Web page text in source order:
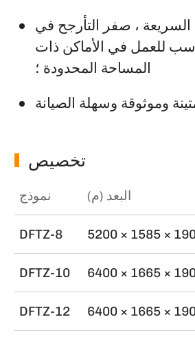
، صفر التأرجح في
للعمل في الأماكن ذات
المساحة المحدودة ؛
تخصيص
نموذج البعد (م)
DFTZ-8 5200 × 1585 ×
DFTZ-10 6400 × 1665 ×
DFTZ-12 6400 × 1665 ×